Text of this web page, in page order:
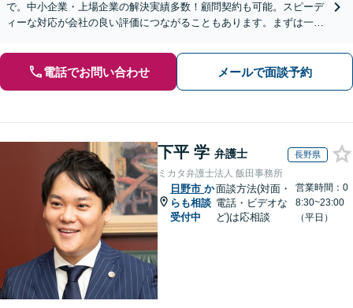
で。中小企業・上場企業の解決実績多数！顧問契約も可能。スピーデ
ィーな対応が会社の良い評価につながることもあります。まずは一度
電話でお問い合わせ メールで面談予約
下平 学 弁護士 長野県
ミカタ弁護士法人 飯田事務所
日野市 か
らも相談
受付中
面談方法(対面・
電話・ビデオな
ど)は応相談
営業時間：0
8:30~23:00
（平日）